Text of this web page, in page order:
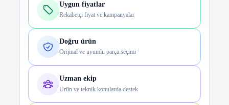
Uygun fiyatlar
Rekabetçi fiyat ve kampanyalar
Doğru ürün
Orijinal ve uyumlu parça seçimi
Uzman ekip
Ürün ve teknik konularda destek